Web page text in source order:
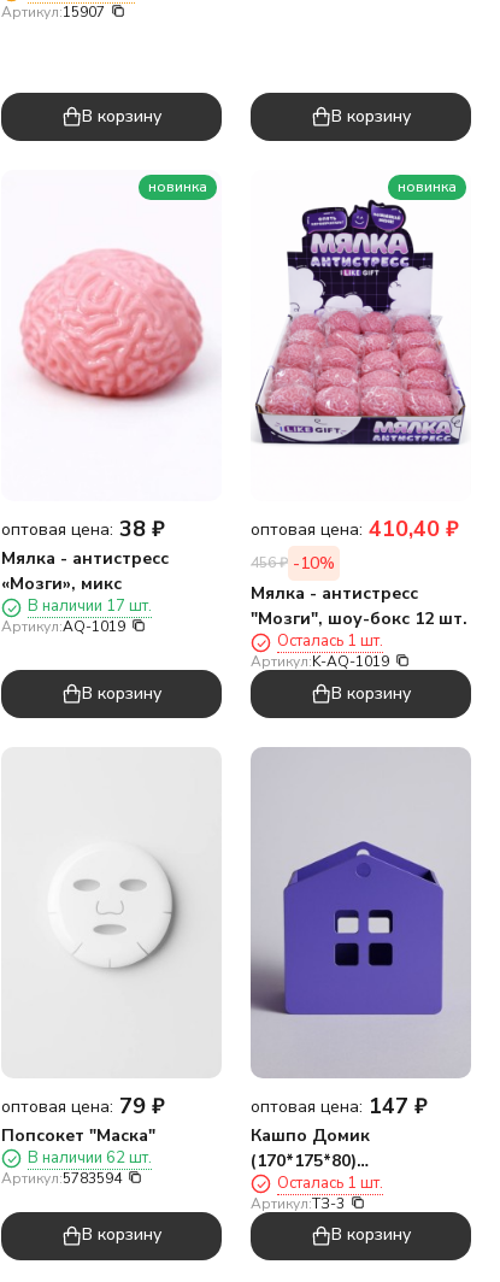
Артикул:15907
В корзину В корзину
новинка
оптовая цена: 38 ₽
Мялка - антистресс
«Мозги», микс
В наличии 17 шт.
Артикул:AQ-1019
В корзину
новинка
оптовая цена: 410,40 ₽
456₽ -10%
Мялка - антистресс
"Мозги", шоу-бокс 12 шт.
Осталась 1 шт.
Артикул:K-AQ-1019
В корзину
оптовая цена: 79 ₽
Попсокет "Маска"
В наличии 62 шт.
Артикул:5783594
В корзину
оптовая цена: 147 ₽
Кашпо Домик
(170*175*80)
фиолетовый
Осталась 1 шт.
Артикул:ТЗ-3
В корзину